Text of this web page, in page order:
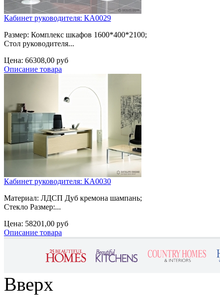
Кабинет руководителя: КА0029
Размер: Комплекс шкафов 1600*400*2100;
Стол руководителя...
Цена: 66308,00 руб
Описание товара
Кабинет руководителя: КА0030
Материал: ЛДСП Дуб кремона шампань;
Стекло Размер:...
Цена: 58201,00 руб
Описание товара
Вверх